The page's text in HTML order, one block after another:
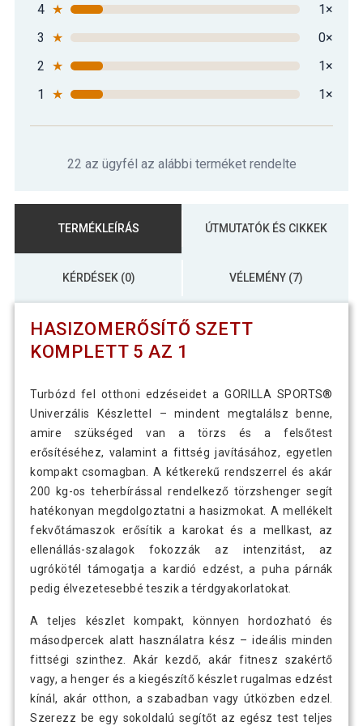
4 ★
1×
3
★
0×
2 ★
1×
1
★ 1×
22 az ügyfél az alábbi terméket rendelte
TERMÉKLEÍRÁS ÚTMUTATÓK ÉS CIKKEK
KÉRDÉSEK (0) VÉLEMÉNY (7)
HASIZOMERŐSÍTŐ SZETT
KOMPLETT 5 AZ 1
Turbózd fel otthoni edzéseidet a GORILLA SPORTS®
Univerzális Készlettel – mindent megtalálsz benne,
amire szükséged van a törzs és a felsőtest
erősítéséhez, valamint a fittség javításához, egyetlen
kompakt csomagban. A kétkerekű rendszerrel és akár
200 kg-os teherbírással rendelkező törzshenger segít
hatékonyan megdolgoztatni a hasizmokat. A mellékelt
fekvőtámaszok erősítik a karokat és a mellkast, az
ellenállás-szalagok fokozzák az intenzitást, az
ugrókötél támogatja a kardió edzést, a puha párnák
pedig élvezetesebbé teszik a térdgyakorlatokat.
A teljes készlet kompakt, könnyen hordozható és
másodpercek alatt használatra kész – ideális minden
fittségi szinthez. Akár kezdő, akár fitnesz szakértő
vagy, a henger és a kiegészítő készlet rugalmas edzést
kínál, akár otthon, a szabadban vagy útközben edzel.
Szerezz be egy sokoldalú segítőt az egész test teljes